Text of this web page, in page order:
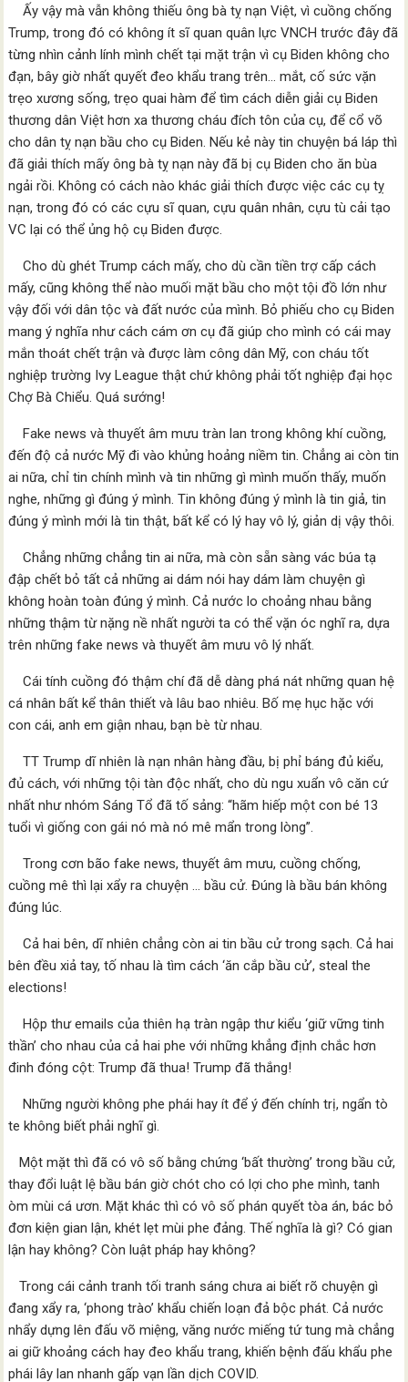
Ấy vậy mà vẫn không thiếu ông bà tỵ nạn Việt, vì cuồng chống
Trump, trong đó có không ít sĩ quan quân lực VNCH trước đây đã
từng nhìn cảnh lính mình chết tại mặt trận vì cụ Biden không cho
đạn, bây giờ nhất quyết đeo khẩu trang trên… mắt, cố sức vặn
trẹo xương sống, trẹo quai hàm để tìm cách diễn giải cụ Biden
thương dân Việt hơn xa thương cháu đích tôn của cụ, để cổ võ
cho dân tỵ nạn bầu cho cụ Biden. Nếu kẻ này tin chuyện bá láp thì
đã giải thích mấy ông bà tỵ nạn này đã bị cụ Biden cho ăn bùa
ngải rồi. Không có cách nào khác giải thích được việc các cụ tỵ
nạn, trong đó có các cựu sĩ quan, cựu quân nhân, cựu tù cải tạo
VC lại có thể ủng hộ cụ Biden được.
Cho dù ghét Trump cách mấy, cho dù cần tiền trợ cấp cách
mấy, cũng không thể nào muối mặt bầu cho một tội đồ lớn như
vậy đối với dân tộc và đất nước của mình. Bỏ phiếu cho cụ Biden
mang ý nghĩa như cách cám ơn cụ đã giúp cho mình có cái may
mắn thoát chết trận và được làm công dân Mỹ, con cháu tốt
nghiệp trường Ivy League thật chứ không phải tốt nghiệp đại học
Chợ Bà Chiểu. Quá sướng!
Fake news và thuyết âm mưu tràn lan trong không khí cuồng,
đến độ cả nước Mỹ đi vào khủng hoảng niềm tin. Chẳng ai còn tin
ai nữa, chỉ tin chính mình và tin những gì mình muốn thấy, muốn
nghe, những gì đúng ý mình. Tin không đúng ý mình là tin giả, tin
đúng ý mình mới là tin thật, bất kể có lý hay vô lý, giản dị vậy thôi.
Chẳng những chẳng tin ai nữa, mà còn sẵn sàng vác búa tạ
đập chết bỏ tất cả những ai dám nói hay dám làm chuyện gì
không hoàn toàn đúng ý mình. Cả nước lo choảng nhau bằng
những thậm từ nặng nề nhất người ta có thể vặn óc nghĩ ra, dựa
trên những fake news và thuyết âm mưu vô lý nhất.
Cái tính cuồng đó thậm chí đã dễ dàng phá nát những quan hệ
cá nhân bất kể thân thiết và lâu bao nhiêu. Bố mẹ hục hặc với
con cái, anh em giận nhau, bạn bè từ nhau.
TT Trump dĩ nhiên là nạn nhân hàng đầu, bị phỉ báng đủ kiểu,
đủ cách, với những tội tàn độc nhất, cho dù ngu xuẩn vô căn cứ
nhất như nhóm Sáng Tổ đã tố sảng: “hãm hiếp một con bé 13
tuổi vì giống con gái nó mà nó mê mẩn trong lòng”.
Trong cơn bão fake news, thuyết âm mưu, cuồng chống,
cuồng mê thì lại xẩy ra chuyện … bầu cử. Đúng là bầu bán không
đúng lúc.
Cả hai bên, dĩ nhiên chẳng còn ai tin bầu cử trong sạch. Cả hai
bên đều xiả tay, tố nhau là tìm cách ‘ăn cắp bầu cử’, steal the
elections!
Hộp thư emails của thiên hạ tràn ngập thư kiểu ‘giữ vững tinh
thần’ cho nhau của cả hai phe với những khẳng định chắc hơn
đinh đóng cột: Trump đã thua! Trump đã thắng!
Những người không phe phái hay ít để ý đến chính trị, ngẩn tò
te không biết phải nghĩ gì.
Một mặt thì đã có vô số bằng chứng ‘bất thường’ trong bầu cử,
thay đổi luật lệ bầu bán giờ chót cho có lợi cho phe mình, tanh
òm mùi cá ươn. Mặt khác thì có vô số phán quyết tòa án, bác bỏ
đơn kiện gian lận, khét lẹt mùi phe đảng. Thế nghĩa là gì? Có gian
lận hay không? Còn luật pháp hay không?
Trong cái cảnh tranh tối tranh sáng chưa ai biết rõ chuyện gì
đang xẩy ra, ‘phong trào’ khẩu chiến loạn đả bộc phát. Cả nước
nhẩy dựng lên đấu võ miệng, văng nước miếng tứ tung mà chẳng
ai giữ khoảng cách hay đeo khẩu trang, khiến bệnh đấu khẩu phe
phái lây lan nhanh gấp vạn lần dịch COVID.